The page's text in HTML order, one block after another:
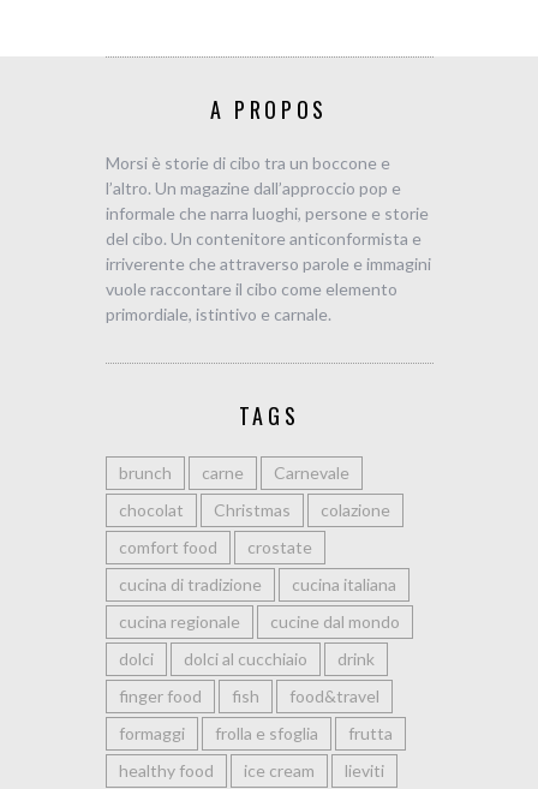
A PROPOS
Morsi è storie di cibo tra un boccone e
l’altro. Un magazine dall’approccio pop e
informale che narra luoghi, persone e storie
del cibo. Un contenitore anticonformista e
irriverente che attraverso parole e immagini
vuole raccontare il cibo come elemento
primordiale, istintivo e carnale.
TAGS
brunch carne
Carnevale
chocolat
Christmas
colazione
comfort food
crostate
cucina di tradizione
cucina italiana
cucina regionale
cucine dal mondo
dolci
dolci al cucchiaio
drink
finger food
fish
food&travel
formaggi
frolla e sfoglia
frutta
healthy food
ice cream lieviti